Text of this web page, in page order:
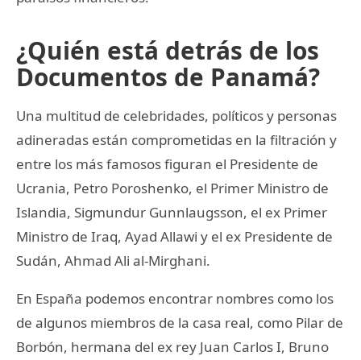
¿Quién está detrás de los
Documentos de Panamá?
Una multitud de celebridades, políticos y personas
adineradas están comprometidas en la filtración y
entre los más famosos figuran el Presidente de
Ucrania, Petro Poroshenko, el Primer Ministro de
Islandia, Sigmundur Gunnlaugsson, el ex Primer
Ministro de Iraq, Ayad Allawi y el ex Presidente de
Sudán, Ahmad Ali al-Mirghani.
En España podemos encontrar nombres como los
de algunos miembros de la casa real, como Pilar de
Borbón, hermana del ex rey Juan Carlos I, Bruno